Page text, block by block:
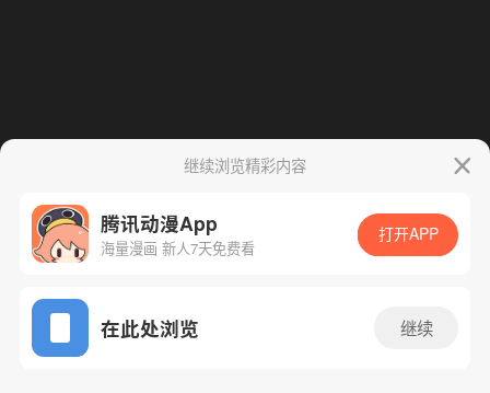
App免费看
继续浏览精彩内容
腾讯动漫App
海量漫画 新人7天免费看
打开APP
在此处浏览 继续